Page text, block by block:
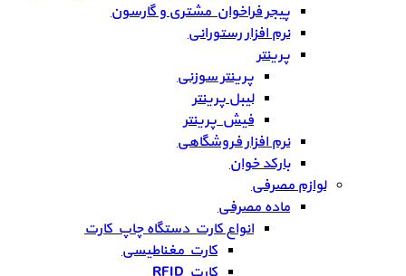
پیجر فراخوان مشتری و گارسون
نرم افزار رستورانی
پرینتر
پرینتر سوزنی
لیبل پرینتر
فیش پرینتر
نرم افزار فروشگاهی
بارکد خوان
لوازم مصرفی
ماده مصرفی
انواع کارت دستگاه چاپ کارت
کارت مغناطیسی